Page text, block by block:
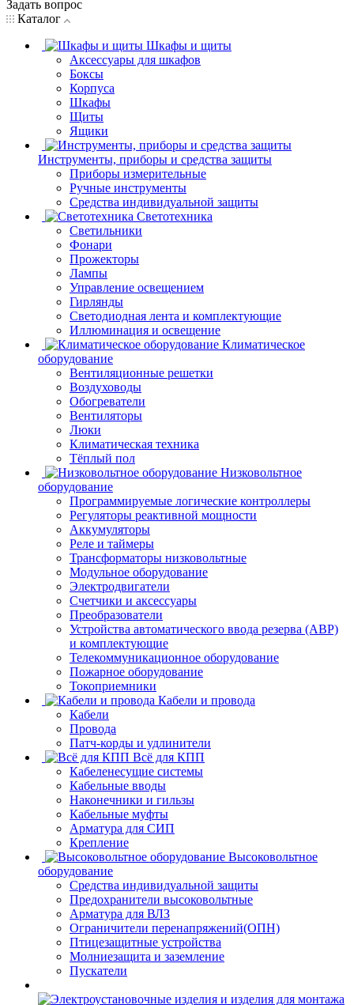
Задать вопрос
Каталог
Шкафы и щиты
Аксессуары для шкафов
Боксы
Корпуса
Шкафы
Щиты
Ящики
Инструменты, приборы и средства защиты
Приборы измерительные
Ручные инструменты
Средства индивидуальной защиты
Светотехника
Светильники
Фонари
Прожекторы
Лампы
Управление освещением
Гирлянды
Светодиодная лента и комплектующие
Иллюминация и освещение
Климатическое
оборудование
Вентиляционные решетки
Воздуховоды
Обогреватели
Вентиляторы
Люки
Климатическая техника
Тёплый пол
Низковольтное
оборудование
Программируемые логические контроллеры
Регуляторы реактивной мощности
Аккумуляторы
Реле и таймеры
Трансформаторы низковольтные
Модульное оборудование
Электродвигатели
Счетчики и аксессуары
Преобразователи
Устройства автоматического ввода резерва (АВР)
и комплектующие
Телекоммуникационное оборудование
Пожарное оборудование
Токоприемники
Кабели и провода
Кабели
Провода
Патч-корды и удлинители
Всё для КПП
Кабеленесущие системы
Кабельные вводы
Наконечники и гильзы
Кабельные муфты
Арматура для СИП
Крепление
Высоковольтное
оборудование
Средства индивидуальной защиты
Предохранители высоковольтные
Арматура для ВЛЗ
Ограничители перенапряжений(ОПН)
Птицезащитные устройства
Молниезащита и заземление
Пускатели